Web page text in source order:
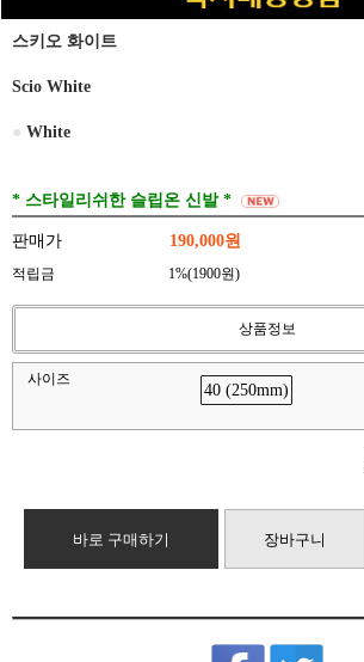
스키오 화이트
Scio White
● White
* 스타일리쉬한 슬립온 신발 *
판매가 190,000원
적립금 1%(1900원)
상품정보
사이즈
40 (250mm)
바로 구매하기 장바구니